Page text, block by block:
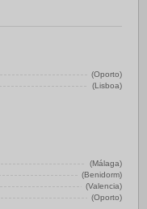
(Oporto)
(Lisboa)
(Málaga)
(Benidorm)
(Valencia)
(Oporto)